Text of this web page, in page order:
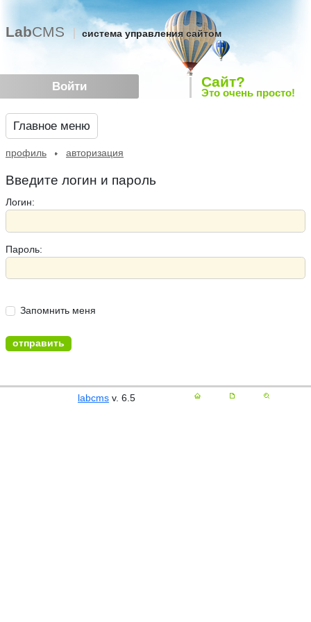
Войти
LabCMS система управления сайтом
Сайт?
Это очень просто!
Главное меню
профиль авторизация
Введите логин и пароль
Логин:
Пароль:
Запомнить меня
labcms v. 6.5